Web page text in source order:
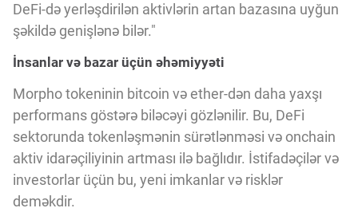
DeFi-də yerləşdirilən aktivlərin artan bazasına uyğun
şəkildə genişlənə bilər."
İnsanlar və bazar üçün əhəmiyyəti
Morpho tokeninin bitcoin və ether-dən daha yaxşı
performans göstərə biləcəyi gözlənilir. Bu, DeFi
sektorunda tokenləşmənin sürətlənməsi və onchain
aktiv idarəçiliyinin artması ilə bağlıdır. İstifadəçilər və
investorlar üçün bu, yeni imkanlar və risklər
deməkdir.